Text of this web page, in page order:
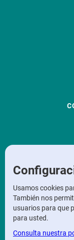
Usamos cookies
También nos
usuarios para que
para usted.
Consulta nuestra